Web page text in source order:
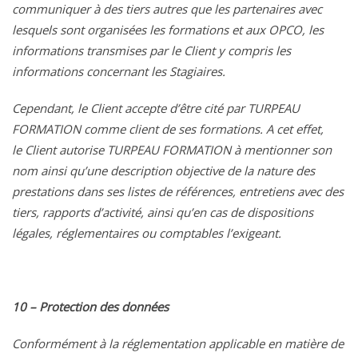
communiquer à des tiers autres que les partenaires avec
lesquels sont organisées les formations et aux OPCO, les
informations transmises par le Client y compris les
informations concernant les Stagiaires.
Cependant, le Client accepte d’être cité par TURPEAU
FORMATION comme client de ses formations. A cet effet,
le Client autorise TURPEAU FORMATION à mentionner son
nom ainsi qu’une description objective de la nature des
prestations dans ses listes de références, entretiens avec des
tiers, rapports d’activité, ainsi qu’en cas de dispositions
légales, réglementaires ou comptables l’exigeant.
10 – Protection des données
Conformément à la réglementation applicable en matière de